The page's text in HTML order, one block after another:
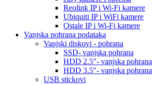
Reolink IP i Wi-Fi kamere
Ubiquiti IP i WiFi kamere
Ostale IP i Wi-Fi kamere
Vanjska pohrana podataka
Vanjski diskovi - pohrana
SSD- vanjska pohrana
HDD 2.5"- vanjska pohrana
HDD 3.5"- vanjska pohrana
USB stickovi